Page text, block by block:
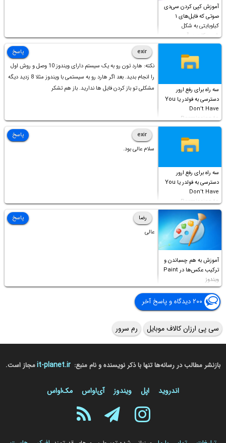
آموزش کپی کردن سی‌دی
صوتی که فایل‌های ۱
کیلوبایتی به شکل
شورت‌کات در آن موجود
است!
سه راه برای رفع ارور
دسترسی به فولدر یا You
Don’t Have
Permission to
Access this folder
exir
نکته: هارد تون رو به یک سیستم دارای ویندوز 10 وصل و روش اول
را انجام بدید. بعد اگر هارد رو به سیستمی با ویندوز مثلا 8 زدید دیگه
مشکلی تو باز کردن فایل ها ندارید. باز هم تشکر
پاسخ
سه راه برای رفع ارور
دسترسی به فولدر یا You
Don’t Have
Permission to
Access this folder
exir
سلام عالی بود.
پاسخ
آموزش به هم چسباندن و
ترکیب عکس‌ها در Paint
ویندوز
رضا
عالی
پاسخ
۲۰۰ دیدگاه و پاسخ آخر
سی پی ارزان کالاف موبایل رم سرور
بازنشر مطالب در رسانه‌ها تنها با ذکر نویسنده و نام منبع: it-planet.irمجاز است.
اندروید اپل ویندوز آی‌او‌اس مک‌او‌اس